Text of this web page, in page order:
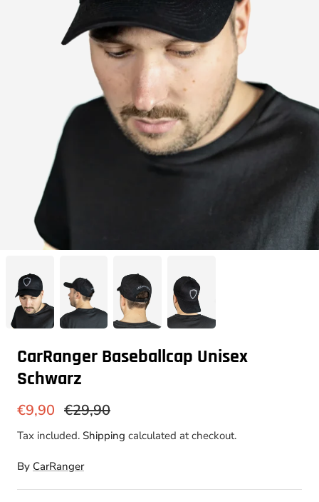
CarRanger Baseballcap Unisex
Schwarz
€9,90 €29,90
Tax included. Shipping calculated at checkout.
By CarRanger